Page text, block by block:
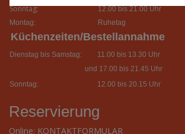
Sonntag:
12.00 bis 21.00 Uhr
Montag:
Ruhetag
Küchenzeiten/Bestellannahme
Dienstag bis Samstag:
11.00 bis 13.30 Uhr
und 17.00 bis 21.45 Uhr
Sonntag:
12.00 bis 20.15 Uhr
Reservierung
Online: KONTAKTFORMULAR